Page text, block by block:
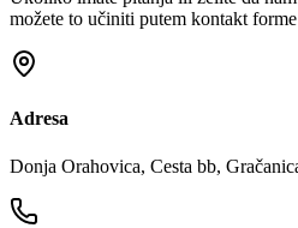
možete to učiniti putem kontakt
Adresa
Donja Orahovica, Cesta bb,